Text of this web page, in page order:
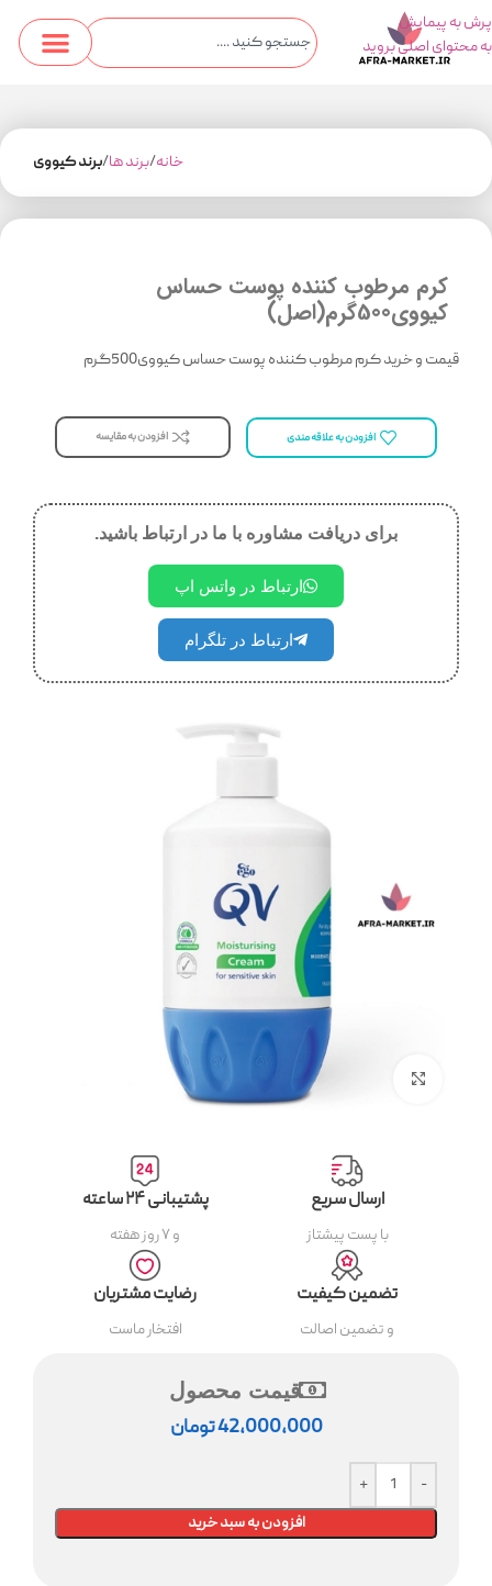
پرش به پیمایش
به محتوای اصلی بروید
خانه برند ها برند کیووی
کرم مرطوب کننده پوست حساس
کیووی500گرم(اصل)
قیمت و خرید کرم مرطوب کننده پوست حساس کیووی500گرم
افزودن به علاقه مندی افزودن به مقایسه
برای دریافت مشاوره با ما در ارتباط باشید.
ارتباط در واتس اپ
ارتباط در تلگرام
بزرگنمایی تصویر
ارسال سریع
با پست پیشتاز
پشتیبانی ۲۴ ساعته
و ۷ روز هفته
تضمین کیفیت
و تضمین اصالت
رضایت مشتریان
افتخار ماست
قیمت محصول
42,000,000تومان
افزودن به سبد خرید